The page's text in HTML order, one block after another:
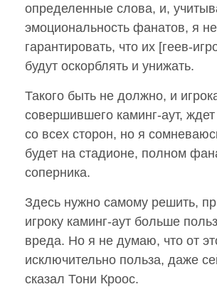
определенные слова, и,
эмоциональность фанатов, я
гарантировать, что их [геев-
будут оскорблять и унижать.
Такого быть не должно, и
совершившего каминг-аут,
со всех сторон, но я
будет на стадионе, полном
соперника.
Здесь нужно самому решить,
игроку каминг-аут больше
вреда. Но я не думаю, что от
исключительно польза, даже
сказал Тони Кроос.